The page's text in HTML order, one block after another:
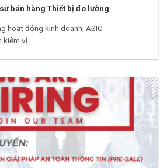
bán hàng Thiết bị đo lường
hoạt động kinh doanh, ASIC
kiếm vị...